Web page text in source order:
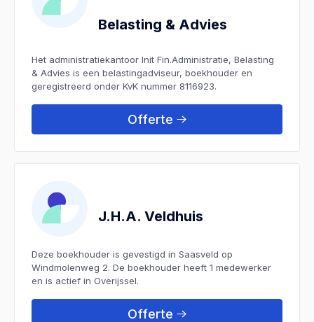
Belasting & Advies
Het administratiekantoor Init Fin.Administratie, Belasting
& Advies is een belastingadviseur, boekhouder en
geregistreerd onder KvK nummer 8116923.
Offerte
J.H.A. Veldhuis
Deze boekhouder is gevestigd in Saasveld op
Windmolenweg 2. De boekhouder heeft 1 medewerker
en is actief in Overijssel.
Offerte